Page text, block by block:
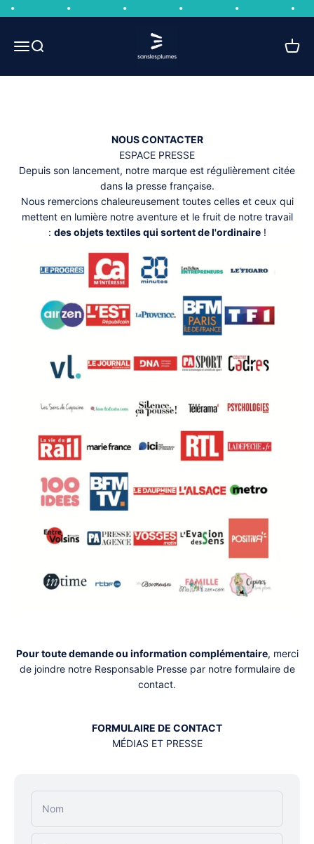
Passer au contenu
Ouvrir la navigation
Ouvrir la recherche
Sans les plumes
Voir
ON PARLE DE SANS LES PLUMES
MERCI À TOUS LES JOURNALISTES ET BLOGUEURS/SES
NOUS CONTACTER
ESPACE PRESSE
Depuis son lancement, notre marque est régulièrement citée
dans la presse française.
Nous remercions chaleureusement toutes celles et ceux qui
mettent en lumière notre aventure et le fruit de notre travail
: des objets textiles qui sortent de l'ordinaire!
Pour toute demande ou information complémentaire, merci
de joindre notre Responsable Presse par notre formulaire de
contact.
FORMULAIRE DE CONTACT
MÉDIAS ET PRESSE
Nom